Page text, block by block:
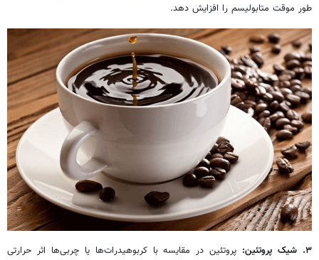
طور موقت متابولیسم را افزایش دهد.
۳. شیک پروتئین:
پروتئین در مقایسه با کربوهیدرات‌ها یا چربی‌ها اثر حرارتی